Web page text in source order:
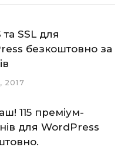
та SSL для
безкоштовно за
2017
115 преміум-
для WordPress